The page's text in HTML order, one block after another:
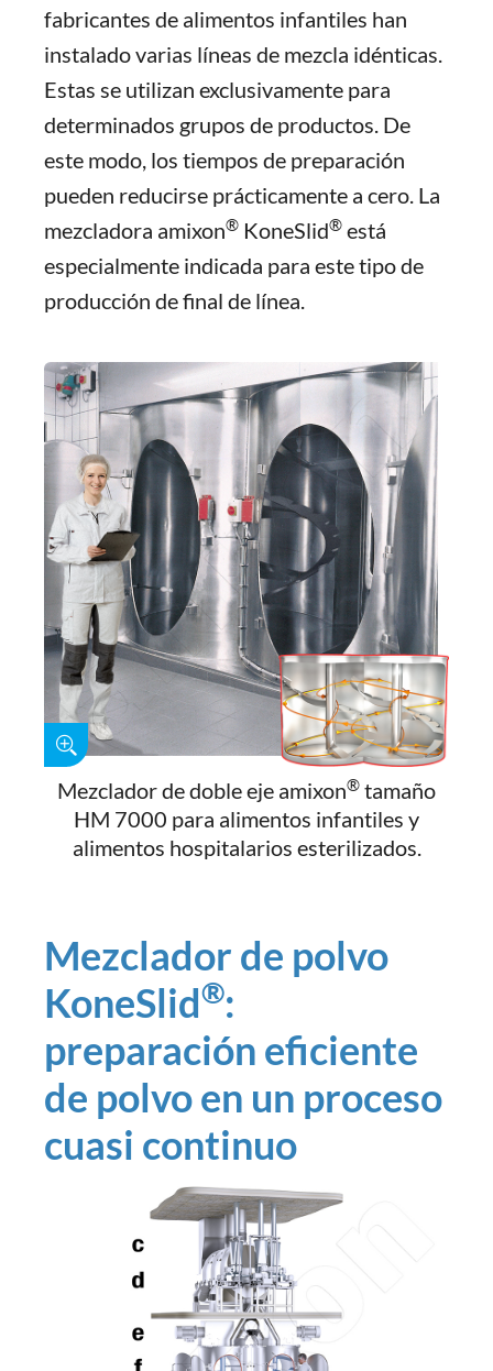
fabricantes de alimentos infantiles han
instalado varias líneas de mezcla idénticas.
Estas se utilizan exclusivamente para
determinados grupos de productos. De
este modo, los tiempos de preparación
pueden reducirse prácticamente a cero. La
mezcladora amixon® KoneSlid® está
especialmente indicada para este tipo de
producción de final de línea.
Mezclador de doble eje amixon® tamaño
HM 7000 para alimentos infantiles y
alimentos hospitalarios esterilizados.
Mezclador de polvo
KoneSlid®:
preparación eficiente
de polvo en un proceso
cuasi continuo